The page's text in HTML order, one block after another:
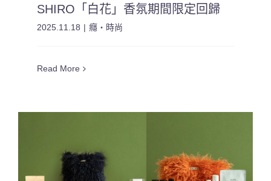
SHIRO「白花」香氛期間限定回歸
2025.11.18 | 癮・時尚
Read More